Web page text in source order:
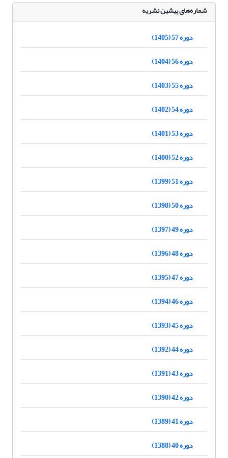
شماره‌های پیشین نشریه
دوره 57 (1405)
دوره 56 (1404)
دوره 55 (1403)
دوره 54 (1402)
دوره 53 (1401)
دوره 52 (1400)
دوره 51 (1399)
دوره 50 (1398)
دوره 49 (1397)
دوره 48 (1396)
دوره 47 (1395)
دوره 46 (1394)
دوره 45 (1393)
دوره 44 (1392)
دوره 43 (1391)
دوره 42 (1390)
دوره 41 (1389)
دوره 40 (1388)